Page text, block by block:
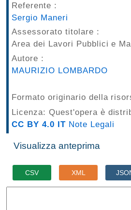
Documenti
Linee
Guida
Open
Data
Referente :
Sergio Maneri
Assessorato titolare :
Area dei Lavori Pubblici e
Autore :
MAURIZIO LOMBARDO
Formato originario della
Licenza: Quest'opera è
CC BY 4.0 IT Note Legali
Visualizza anteprima
CSV XML